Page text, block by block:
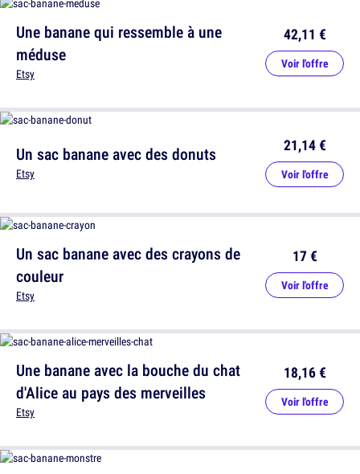
Un sac banane avec des donuts
Etsy
21,14 €
Voir l'offre
Une banane avec la bouche du chat
d'Alice au pays des merveilles
Etsy
18,16 €
Voir l'offre
Une banane qui ressemble à une
méduse
Etsy
42,11 €
Voir l'offre
Un sac banane avec des crayons de
couleur
Etsy
17 €
Voir l'offre